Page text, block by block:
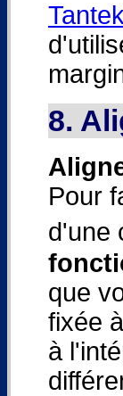
8.
Pour
d'une
que
fixée
à